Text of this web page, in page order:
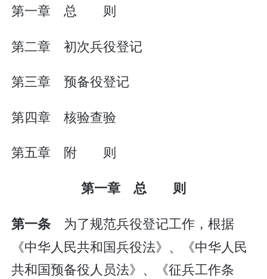
第一章 总 则
第二章 初次兵役登记
第三章 预备役登记
第四章 核验查验
第五章 附 则
第一章 总 则
第一条 为了规范兵役登记工作，根据
《中华人民共和国兵役法》、《中华人民
共和国预备役人员法》、《征兵工作条